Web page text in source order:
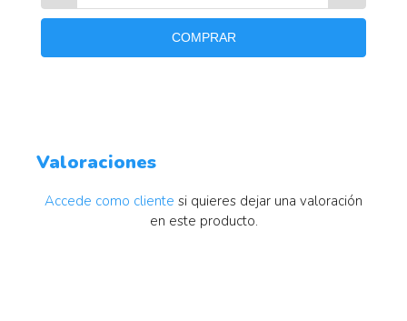
COMPRAR
Valoraciones
Accede como cliente si quieres dejar una valoración
en este producto.